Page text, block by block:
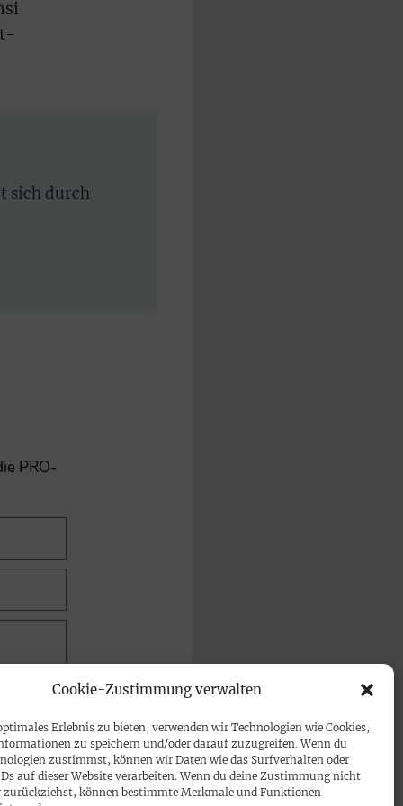
Cookie-Zustimmung verwalten
Erlebnis zu bieten, verwenden wir Technologien wie Cookies,
zu speichern und/oder darauf zuzugreifen. Wenn du
zustimmst, können wir Daten wie das Surfverhalten oder
auf dieser Website verarbeiten. Wenn du deine Zustimmung nicht
zurückziehst, können bestimmte Merkmale und Funktionen
sich durch
PRO-